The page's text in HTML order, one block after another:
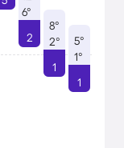
6°
2
8°
2°
1
5°
1°
1